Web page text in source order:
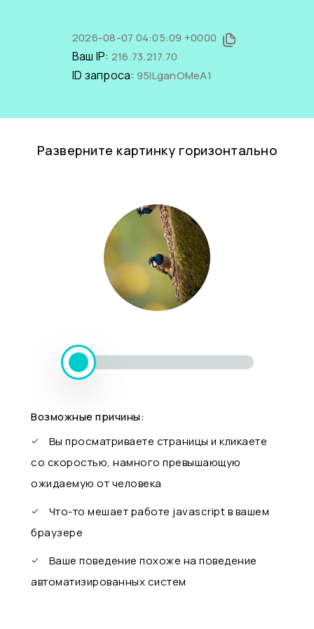
2026-08-07 04:05:09 +0000
Ваш IP: 216.73.217.70
ID запроса: 95ILganOMeA1
Разверните картинку горизонтально
Возможные причины:
Вы просматриваете страницы и кликаете
со скоростью, намного превышающую
ожидаемую от человека
Что-то мешает работе javascript в вашем
браузере
Ваше поведение похоже на поведение
автоматизированных систем